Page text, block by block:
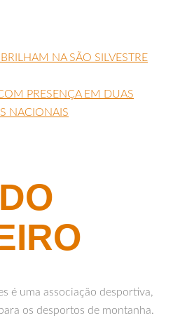
NA SÃO SILVESTRE
PRESENÇA EM DUAS
NACIONAIS
é uma associação desportiva,
os desportos de montanha.